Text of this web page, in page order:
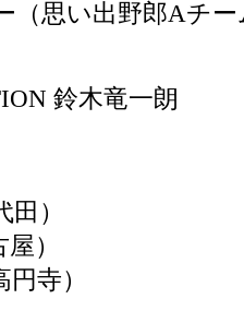
（思い出野郎Aチー
鈴木竜一朗
）
）
寺）